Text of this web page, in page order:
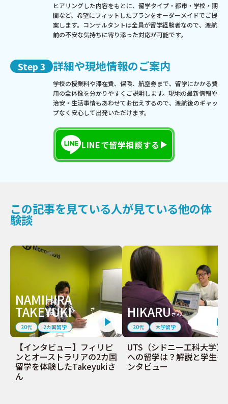
ヒアリングした内容をもとに、留学タイプ・都市・学校・期
間など、希望にフィットしたプランをオーダーメイドでご提
案します。コンサルタントは全員が留学経験者なので、渡航
前の不安な気持ちに寄り添った対応が可能です。
Step 3 詳細や現地情報のご案内
学校の授業料や滞在費、保険、航空券まで、留学にかかる費
用の全体像を分かりやすくご説明します。現地の最新情報や
治安・生活事情もあわせてお伝えするので、渡航後のギャッ
プなく安心して出発いただけます。
LINEで留学相談する
この記事を見ている人が見ている他の体
験談
NAMIHIRA
TAKEYUKI さ
ん
20代
2カ国留学
【インタビュー】フィリピ
ンとオーストラリアの2カ国
留学を体験したTakeyukiさ
ん
HIKARUさん
20代
大学留学
UTS（シドニー工科大学）
への留学は？解説と学生イ
ンタビュー